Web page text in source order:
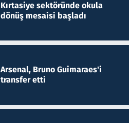
Kırtasiye sektöründe okula
dönüş mesaisi başladı
Arsenal, Bruno Guimaraes'i
transfer etti